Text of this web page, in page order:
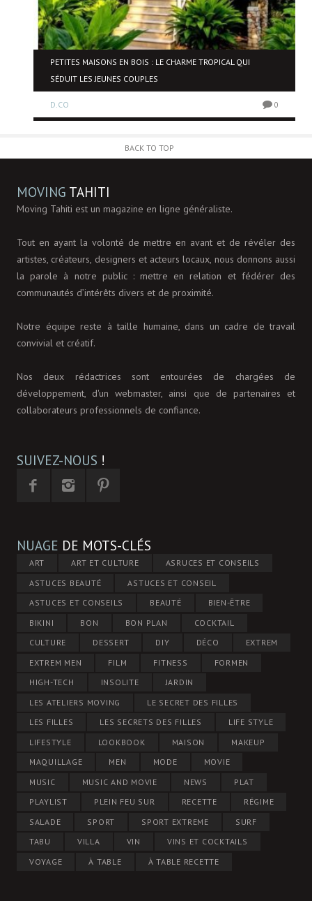
PETITES MAISONS EN BOIS : LE CHARME TROPICAL QUI
SÉDUIT LES JEUNES COUPLES
D.CO 0
BACK TO TOP
MOVING TAHITI
Moving Tahiti est un magazine en ligne généraliste.
Tout en ayant la volonté de mettre en avant et de révéler des
artistes, créateurs, designers et acteurs locaux, nous donnons aussi
la parole à notre public : mettre en relation et fédérer des
communautés d’intérêts divers et de proximité.
Notre équipe reste à taille humaine, dans un cadre de travail
convivial et créatif.
Nos deux rédactrices sont entourées de chargées de
développement, d'un webmaster, ainsi que de partenaires et
collaborateurs professionnels de confiance.
SUIVEZ-NOUS !
NUAGE DE MOTS-CLÉS
ART ART ET CULTURE
ASRUCES ET CONSEILS
ASTUCES BEAUTÉ
ASTUCES ET CONSEIL
ASTUCES ET CONSEILS
BEAUTÉ
BIEN-ÊTRE
BIKINI
BON BON PLAN
COCKTAIL
CULTURE
DESSERT DIY DÉCO
EXTREM
EXTREM MEN
FILM FITNESS
FORMEN
HIGH-TECH
INSOLITE
JARDIN
LES ATELIERS MOVING
LE SECRET DES FILLES
LES FILLES
LES SECRETS DES FILLES
LIFE STYLE
LIFESTYLE
LOOKBOOK MAISON
MAKEUP
MAQUILLAGE
MEN MODE
MOVIE
MUSIC
MUSIC AND MOVIE NEWS
PLAT
PLAYLIST
PLEIN FEU SUR RECETTE
RÉGIME
SALADE
SPORT SPORT EXTREME
SURF
TABU
VILLA VIN
VINS ET COCKTAILS
VOYAGE
À TABLE À TABLE RECETTE